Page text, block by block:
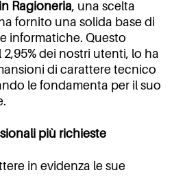
Ragioneria, una scelta
fornito una solida base di
informatiche. Questo
dei nostri utenti, lo ha
di carattere tecnico
le fondamenta per il suo
più richieste
in evidenza le sue